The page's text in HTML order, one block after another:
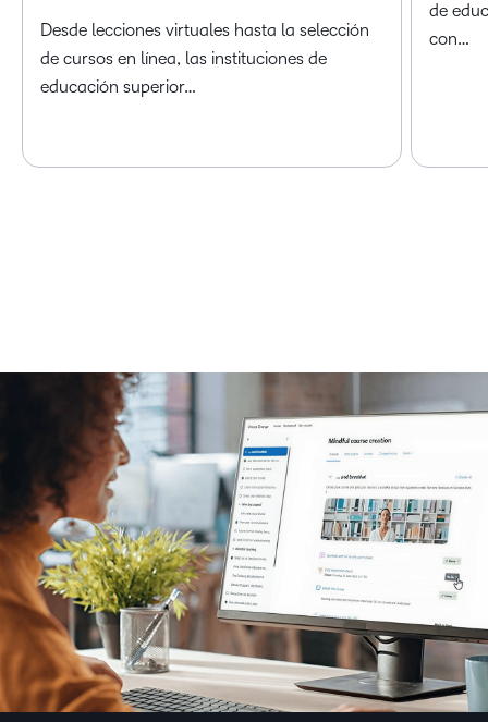
Desde lecciones virtuales hasta la selección
de cursos en línea, las instituciones de
educación superior…
de
con…